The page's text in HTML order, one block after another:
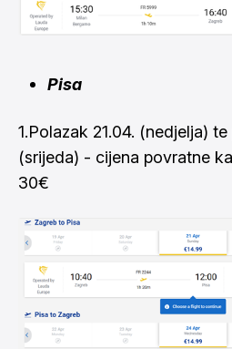
Pisa
1.Polazak 21.04. (nedjelja)
(srijeda) - cijena povratne
30€